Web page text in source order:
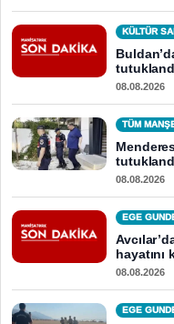
KÜLTÜR
08.08.2026
TÜM
08.08.2026
EGE
hayatını
08.08.2026
EGE